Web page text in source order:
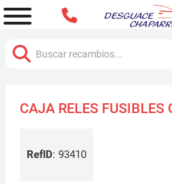
CAJA RELES FUSIBLES
RefID: 93410